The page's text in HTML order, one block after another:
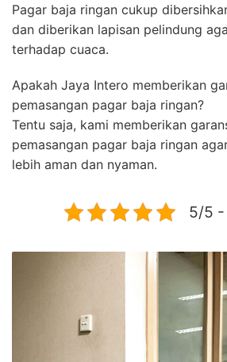
Pagar baja ringan cukup
dan diberikan lapisan pelindung
terhadap cuaca.
Apakah Jaya Intero memberikan
pemasangan pagar baja ringan?
Tentu saja, kami memberikan
pemasangan pagar baja ringan
lebih aman dan nyaman.
5/5 -